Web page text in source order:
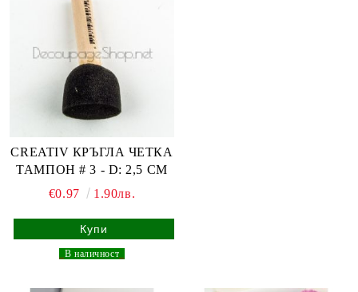
CREATIV КРЪГЛА ЧЕТКА
ТАМПОН # 3 - D: 2,5 CM
€0.97
1.90лв.
В наличност